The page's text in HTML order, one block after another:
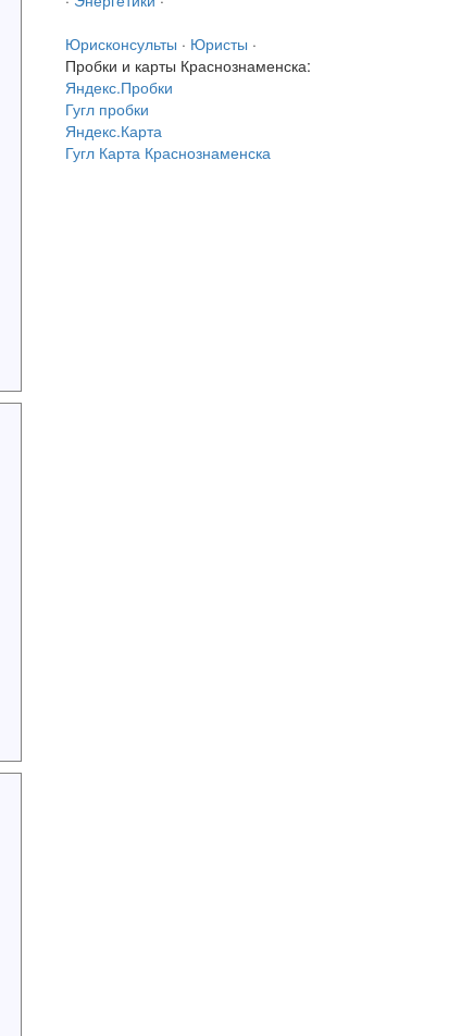
Юрисконсульты · Юристы ·
Пробки и карты Краснознаменска:
Яндекс.Пробки
Гугл пробки
Яндекс.Карта
Гугл Карта Краснознаменска